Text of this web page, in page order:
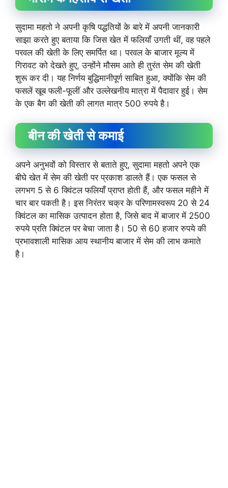
सुदामा महतो ने अपनी कृषि पद्धतियों के बारे में अपनी जानकारी
साझा करते हुए बताया कि जिस खेत में फलियाँ उगती थीं, वह पहले
परवल की खेती के लिए समर्पित था। परवल के बाजार मूल्य में
गिरावट को देखते हुए, उन्होंने मौसम आते ही तुरंत सेम की खेती
शुरू कर दी। यह निर्णय बुद्धिमानीपूर्ण साबित हुआ, क्योंकि सेम की
फसलें खूब फली-फूलीं और उल्लेखनीय मात्रा में पैदावार हुई। सेम
के एक बैग की खेती की लागत मात्र 500 रुपये है।
बीन की खेती से कमाई
अपने अनुभवों को विस्तार से बताते हुए, सुदामा महतो अपने एक
बीघे खेत में सेम की खेती पर प्रकाश डालते हैं। एक फसल से
लगभग 5 से 6 क्विंटल फलियाँ प्राप्त होती हैं, और फसल महीने में
चार बार पकती है। इस निरंतर चक्र के परिणामस्वरूप 20 से 24
क्विंटल का मासिक उत्पादन होता है, जिसे बाद में बाजार में 2500
रुपये प्रति क्विंटल पर बेचा जाता है। 50 से 60 हजार रुपये की
प्रभावशाली मासिक आय स्थानीय बाजार में सेम की लाभ कमाते
है।